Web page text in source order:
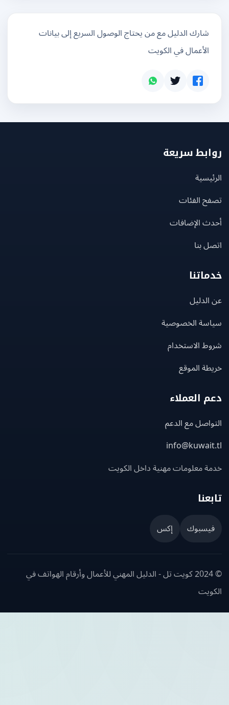
شارك الدليل مع من يحتاج الوصول السريع إلى بيانات
الأعمال في الكويت
سريعة
الفئات
الإضافات
بنا
الخصوصية
الاستخدام
الموقع
العملاء
مع الدعم
معلومات مهنية داخل الكويت
إكس
© 2024 كويت تل - الدليل المهني للأعمال وأرقام الهواتف في